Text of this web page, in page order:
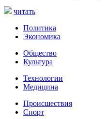
читать
Политика
Экономика
Общество
Культура
Технологии
Медицина
Происшествия
Спорт